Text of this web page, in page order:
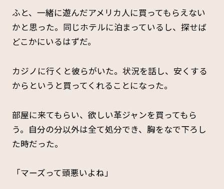
ふと、一緒に遊んだアメリカ人に買ってもらえない
かと思った。同じホテルに泊まっているし、探せば
どこかにいるはずだ。
カジノに行くと彼らがいた。状況を話し、安くする
からというと買ってくれることになった。
部屋に来てもらい、欲しい革ジャンを買ってもら
う。自分の分以外は全て処分でき、胸をなで下ろし
た時だった。
「マーズって頭悪いよね」